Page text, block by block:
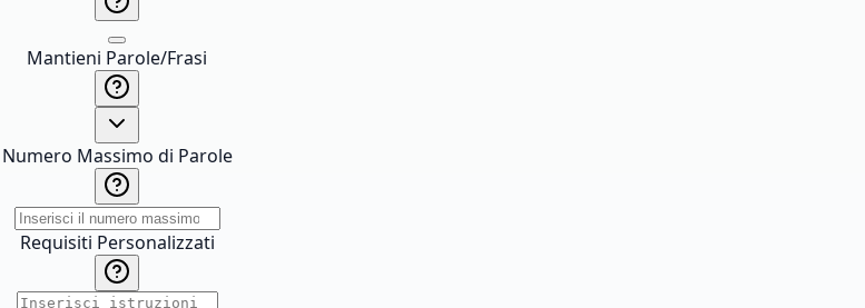
Mantieni Parole/Frasi
Numero Massimo di Parole
Requisiti Personalizzati